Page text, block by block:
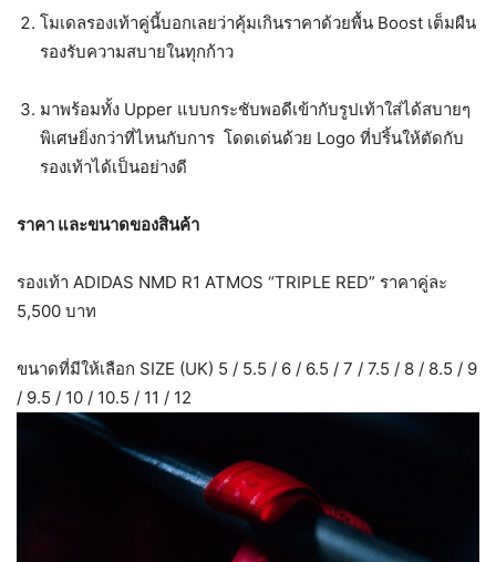
โมเดลรองเท้าคู่นี้บอกเลยว่าคุ้มเกินราคาด้วยพื้น Boost เต็มผืน
รองรับความสบายในทุกก้าว
มาพร้อมทั้ง Upper แบบกระชับพอดีเข้ากับรูปเท้าใส่ได้สบายๆ
พิเศษยิ่งกว่าที่ไหนกับการ โดดเด่นด้วย Logo ที่ปริ้นให้ตัดกับ
รองเท้าได้เป็นอย่างดี
ราคา และขนาดของสินค้า
รองเท้า ADIDAS NMD R1 ATMOS “TRIPLE RED” ราคาคู่ละ
5,500 บาท
ขนาดที่มีให้เลือก SIZE (UK) 5 / 5.5 / 6 / 6.5 / 7 / 7.5 / 8 / 8.5 / 9
/ 9.5 / 10 / 10.5 / 11 / 12